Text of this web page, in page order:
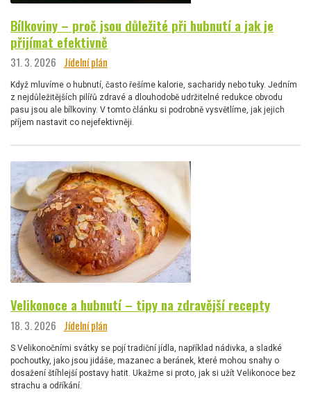
Bílkoviny – proč jsou důležité při hubnutí a jak je
přijímat efektivně
31. 3. 2026 Jídelní plán
Když mluvíme o hubnutí, často řešíme kalorie, sacharidy nebo tuky. Jedním
z nejdůležitějších pilířů zdravé a dlouhodobě udržitelné redukce obvodu
pasu jsou ale bílkoviny. V tomto článku si podrobně vysvětlíme, jak jejich
příjem nastavit co nejefektivněji.
Velikonoce a hubnutí – tipy na zdravější recepty
18. 3. 2026 Jídelní plán
S Velikonočními svátky se pojí tradiční jídla, například nádivka, a sladké
pochoutky, jako jsou jidáše, mazanec a beránek, které mohou snahy o
dosažení štíhlejší postavy hatit. Ukažme si proto, jak si užít Velikonoce bez
strachu a odříkání.